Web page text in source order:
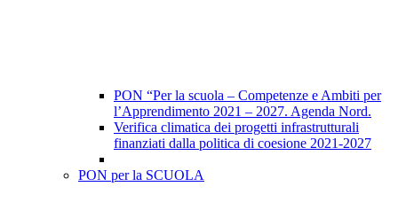
PON “Per la scuola – Competenze e Ambiti per
l’Apprendimento 2021 – 2027. Agenda Nord.
Verifica climatica dei progetti infrastrutturali
finanziati dalla politica di coesione 2021-2027
PON per la SCUOLA